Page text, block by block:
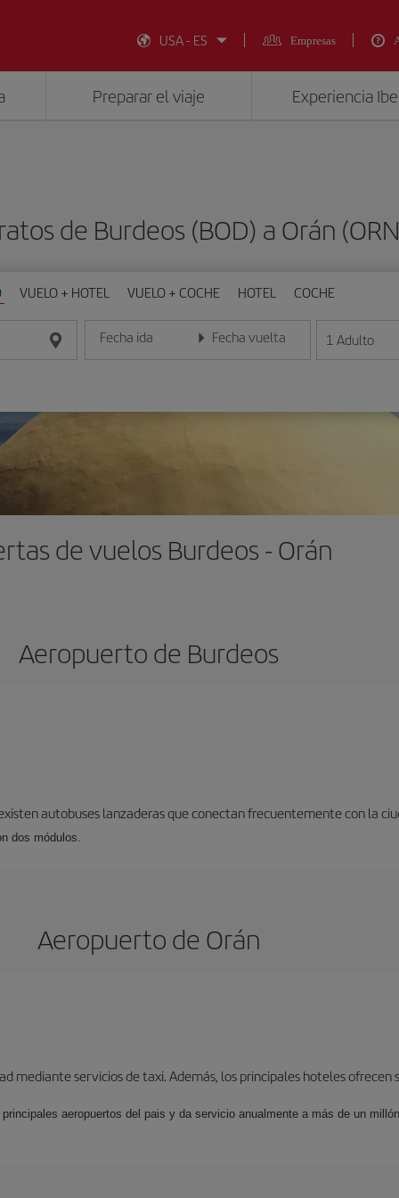
USA - ES
Empresas
Preparar el viaje Experiencia
de Burdeos (BOD) a Orán
VUELO + HOTEL VUELO + COCHE HOTEL COCHE
Fecha ida
Introduce la fecha en formato día/mes/año
Fecha vuelta
Introduce la fecha en formato día/mes/
1 Adulto
de vuelos Burdeos - Orán
Aeropuerto de Burdeos
autobuses lanzaderas que conectan frecuentemente con la
dos módulos.
Aeropuerto de Orán
mediante servicios de taxi. Además, los principales hoteles
aeropuertos del pais y da servicio anualmente a más de un